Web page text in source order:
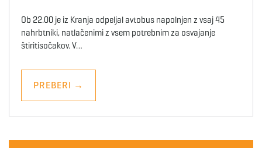
Ob 22.00 je iz Kranja odpeljal avtobus napolnjen z vsaj 45
nahrbtniki, natlačenimi z vsem potrebnim za osvajanje
štiritisočakov. V…
PREBERI →